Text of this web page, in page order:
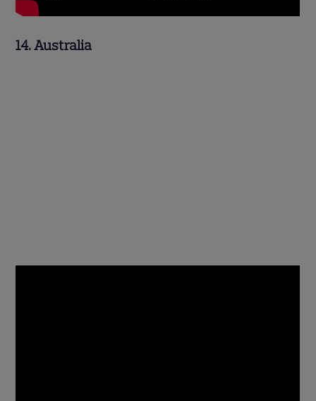
14. Australia